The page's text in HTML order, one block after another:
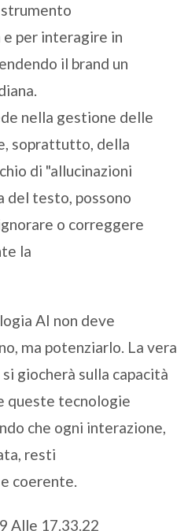
strumento
per interagire in
il brand un
nella gestione delle
soprattutto, della
di "allucinazioni
del testo, possono
o correggere
la
AI non deve
ma potenziarlo. La vera
giocherà sulla capacità
queste tecnologie
che ogni interazione,
resti
coerente.